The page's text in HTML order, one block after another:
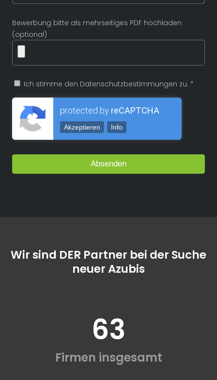
Bewerbung bitte als mehrseitiges PDF hochladen
(optional)
Ich stimme den Datenschutzbestimmungen zu. *
protected by reCAPTCHA
Akzeptieren Info
Wir sind DER Partner bei der Suche
neuer Azubis
63
Firmen insgesamt